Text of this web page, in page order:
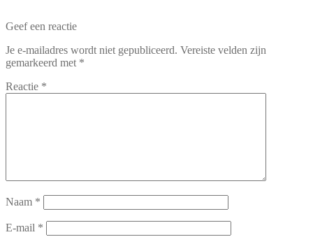
Geef een reactie
Je e-mailadres wordt niet gepubliceerd. Vereiste velden zijn
gemarkeerd met *
Reactie *
Naam *
E-mail *